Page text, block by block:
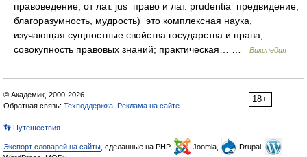
правоведение, от лат. jus право и лат. prudentia предвидение,
благоразумность, мудрость) это комплексная наука,
изучающая сущностные свойства государства и права;
совокупность правовых знаний; практическая… …
Википедия
18+
© Академик, 2000-2026
Обратная связь: Техподдержка Реклама на сайте
👣 Путешествия
Экспорт словарей на сайты , сделанные на PHP, Joomla,
Drupal,